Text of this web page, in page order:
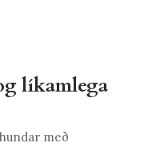
líkamlega
með